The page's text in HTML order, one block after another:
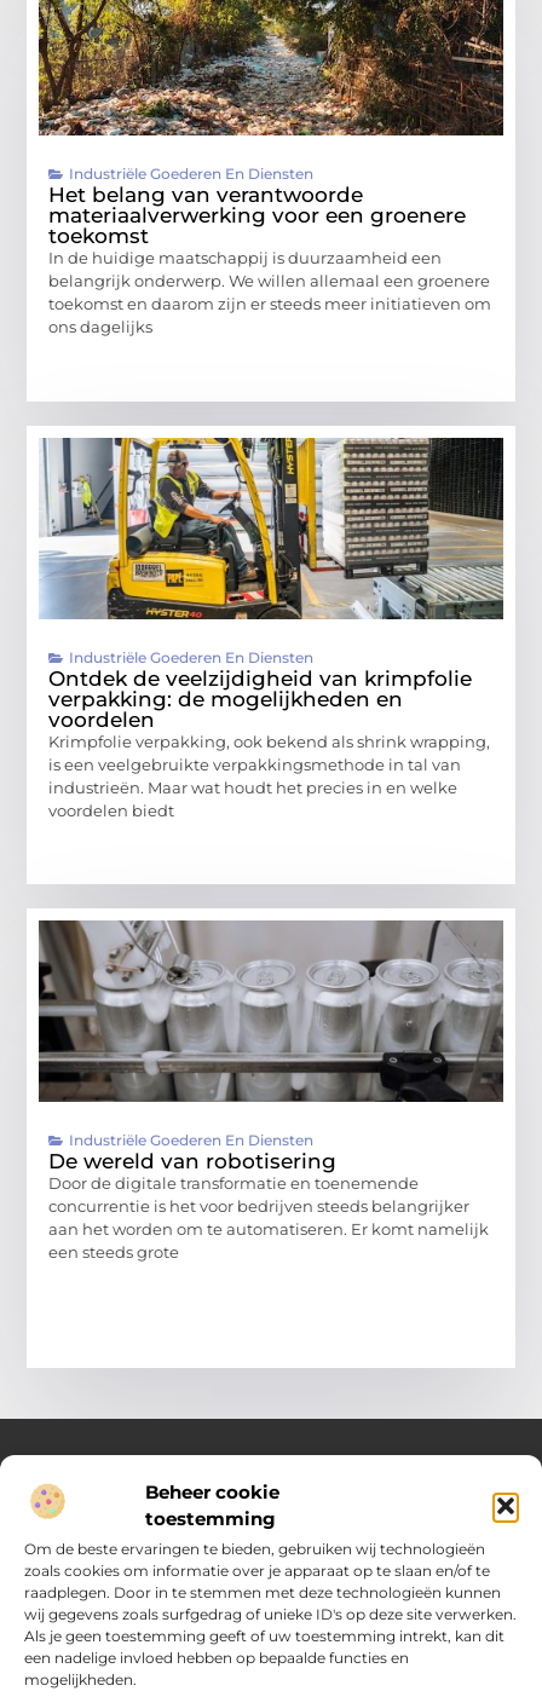
Beheer cookie
toestemming
Om de beste ervaringen te bieden, gebruiken wij technologieën
zoals cookies om informatie over je apparaat op te slaan en/of te
raadplegen. Door in te stemmen met deze technologieën kunnen
wij gegevens zoals surfgedrag of unieke ID's op deze site verwerken.
Als je geen toestemming geeft of uw toestemming intrekt, kan dit
een nadelige invloed hebben op bepaalde functies en
mogelijkheden.
Industriële Goederen En Diensten
Het belang van verantwoorde
materiaalverwerking voor een groenere
toekomst
In de huidige maatschappij is duurzaamheid een
belangrijk onderwerp. We willen allemaal een groenere
toekomst en daarom zijn er steeds meer initiatieven om
ons dagelijks
Industriële Goederen En Diensten
Ontdek de veelzijdigheid van krimpfolie
verpakking: de mogelijkheden en
voordelen
Krimpfolie verpakking, ook bekend als shrink wrapping,
is een veelgebruikte verpakkingsmethode in tal van
industrieën. Maar wat houdt het precies in en welke
voordelen biedt
Industriële Goederen En Diensten
De wereld van robotisering
Door de digitale transformatie en toenemende
concurrentie is het voor bedrijven steeds belangrijker
aan het worden om te automatiseren. Er komt namelijk
een steeds grote
Over Compleet Zakelijk
Praktische inzichten voor slimme beslissingen
Laat je inspireren door diverse artikelen vol toepasbare tips,
heldere inzichten en frisse perspectieven. Alles wat je nodig
hebt om met vertrouwen en overzicht keuzes te maken in het
dagelijks leven en werk.